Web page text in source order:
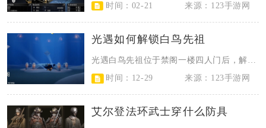
时间：02-21
来源：123手游网
光遇如何解锁白鸟先祖
光遇白鸟先祖位于禁阁一楼四人门后，解锁需先抵达禁阁、开启四人门、完成运火回忆...
时间：12-29
来源：123手游网
艾尔登法环武士穿什么防具